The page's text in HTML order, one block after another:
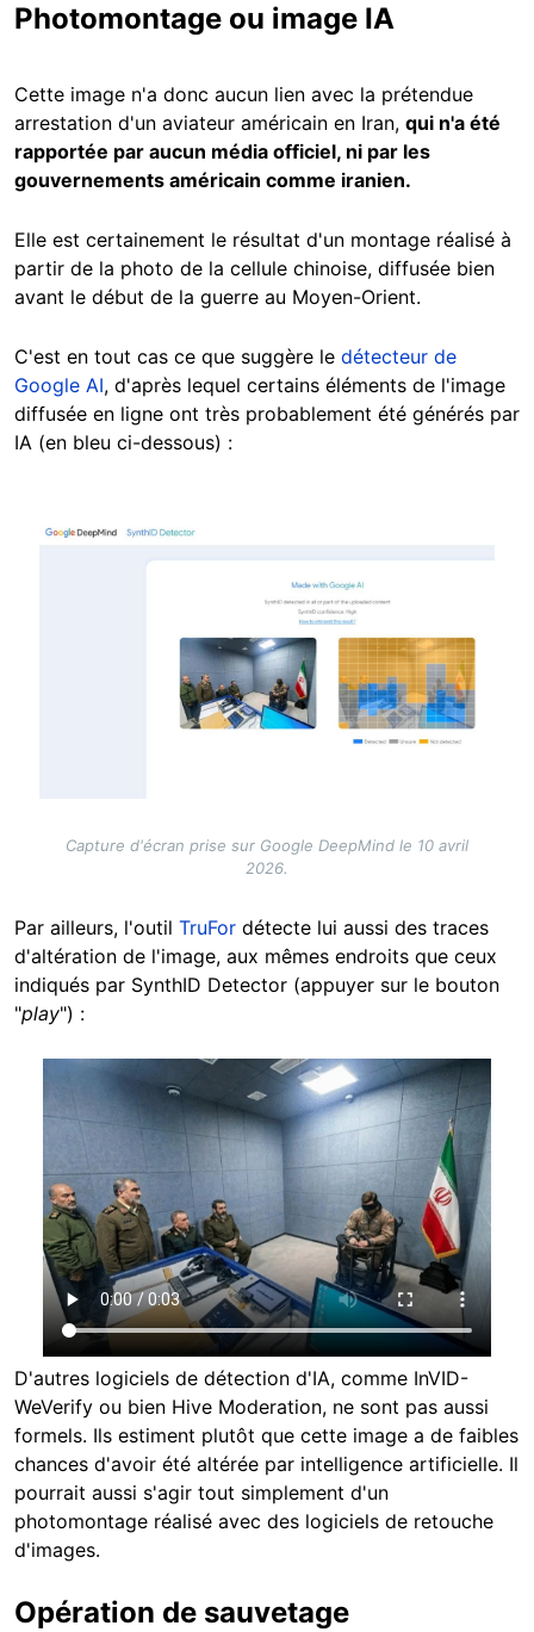
Photomontage ou image IA
Cette image n'a donc aucun lien avec la prétendue
arrestation d'un aviateur américain en Iran, qui n'a été
rapportée par aucun média officiel, ni par les
gouvernements américain comme iranien.
Elle est certainement le résultat d'un montage réalisé à
partir de la photo de la cellule chinoise, diffusée bien
avant le début de la guerre au Moyen-Orient.
C'est en tout cas ce que suggère le détecteur de
Google AI, d'après lequel certains éléments de l'image
diffusée en ligne ont très probablement été générés par
IA (en bleu ci-dessous) :
Image
Capture d'écran prise sur Google DeepMind le 10 avril
2026.
Par ailleurs, l'outil TruFor détecte lui aussi des traces
d'altération de l'image, aux mêmes endroits que ceux
indiqués par SynthID Detector (appuyer sur le bouton
"play") :
D'autres logiciels de détection d'IA, comme InVID-
WeVerify ou bien Hive Moderation, ne sont pas aussi
formels. Ils estiment plutôt que cette image a de faibles
chances d'avoir été altérée par intelligence artificielle. Il
pourrait aussi s'agir tout simplement d'un
photomontage réalisé avec des logiciels de retouche
d'images.
Opération de sauvetage